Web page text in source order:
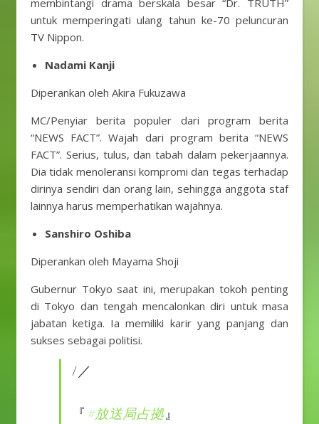
membintangi drama berskala besar “Dr. TRUTH”
untuk memperingati ulang tahun ke-70 peluncuran
TV Nippon.
Nadami Kanji
Diperankan oleh Akira Fukuzawa
MC/Penyiar berita populer dari program berita
“NEWS FACT”. Wajah dari program berita “NEWS
FACT”. Serius, tulus, dan tabah dalam pekerjaannya.
Dia tidak menoleransi kompromi dan tegas terhadap
dirinya sendiri dan orang lain, sehingga anggota staf
lainnya harus memperhatikan wajahnya.
Sanshiro Oshiba
Diperankan oleh Mayama Shoji
Gubernur Tokyo saat ini, merupakan tokoh penting
di Tokyo dan tengah mencalonkan diri untuk masa
jabatan ketiga. Ia memiliki karir yang panjang dan
sukses sebagai politisi.
/／
『#放送局占拠』